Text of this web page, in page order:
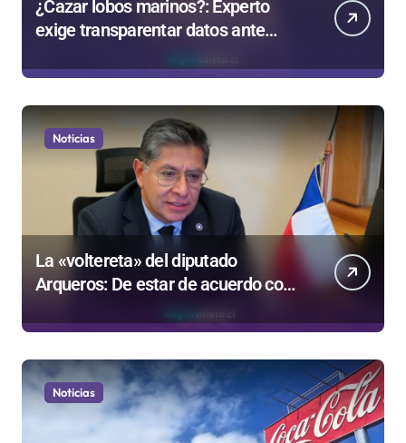
¿Cazar lobos marinos?: Experto
exige transparentar datos ante
Gobierno
Noticias
La «voltereta» del diputado
Arqueros: De estar de acuerdo con
privatizar Codelco a defender una
empresa 100% estatal
Noticias